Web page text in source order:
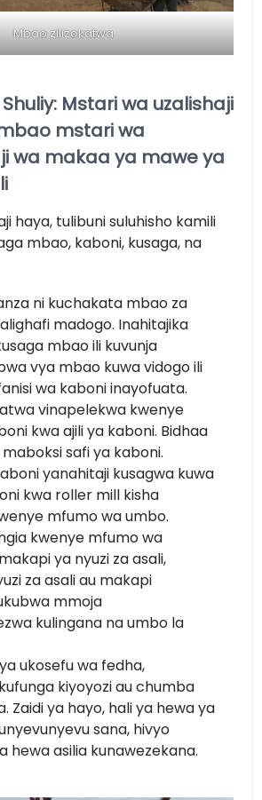
Mbao zilizokatwa
Mstari wa uzalishaji
mstari wa
wa makaa ya mawe ya
haya, tulibuni suluhisho kamili
mbao, kaboni, kusaga, na
ni kuchakata mbao za
madogo. Inahitajika
mbao ili kuvunja
vya mbao kuwa vidogo ili
wa kaboni inayofuata.
vinapelekwa kwenye
kwa ajili ya kaboni. Bidhaa
safi ya kaboni.
yanahitaji kusagwa kuwa
kwa roller mill kisha
mfumo wa umbo.
kwenye mfumo wa
ya nyuzi za asali,
za asali au makapi
mmoja
kulingana na umbo la
ukosefu wa fedha,
kiyoyozi au chumba
Zaidi ya hayo, hali ya hewa ya
sana, hivyo
hewa asilia kunawezekana.